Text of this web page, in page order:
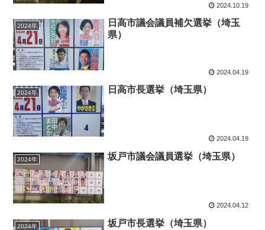
2024.10.19
2024年
日高市議会議員補欠選挙（埼玉
県）
2024.04.19
2024年 日高市長選挙（埼玉県）
2024.04.19
2024年 坂戸市議会議員選挙（埼玉県）
2024.04.12
2024年 坂戸市長選挙（埼玉県）